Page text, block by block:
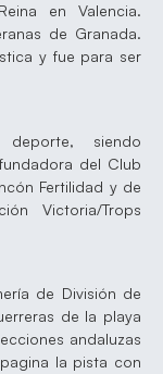
en Valencia.
de Granada.
y fue para ser
siendo
del Club
Fertilidad y de
Victoria/Trops
de División de
de la playa
andaluzas
la pista con